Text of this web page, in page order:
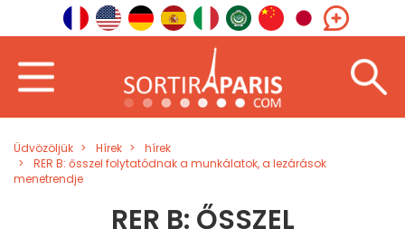
Üdvözöljük Hírek
hírek
RER B: ősszel folytatódnak a munkálatok, a lezárások
menetrendje
RER B: ŐSSZEL